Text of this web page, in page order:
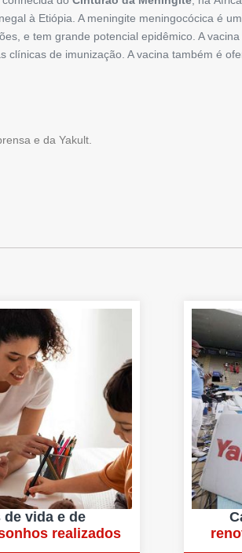
à Etiópia. A meningite meningocócica é
e tem grande potencial epidêmico. A
de imunização. A vacina também é
e da Yakult.
vida e de
realizados